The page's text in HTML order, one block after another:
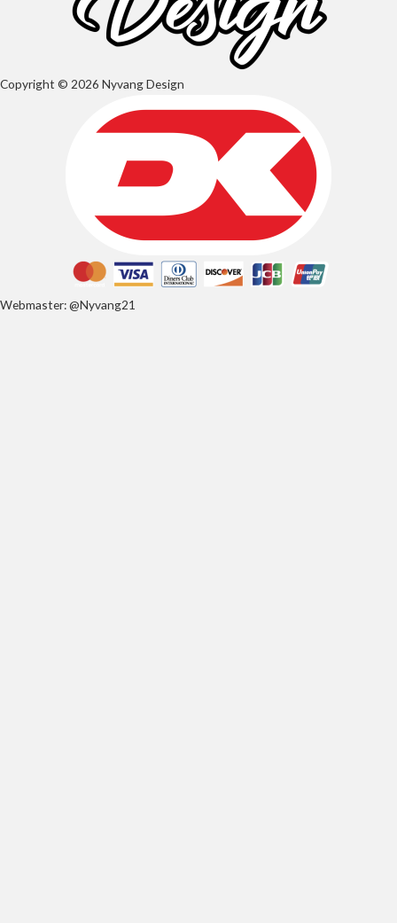
Copyright © 2026 Nyvang Design
Webmaster: @Nyvang21